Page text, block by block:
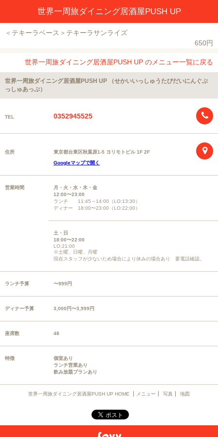
世界一周旅ダイニング居酒屋PUSH UP
＜テキーラベース＞テキーラサンライズ
650円
世界一周旅ダイニング居酒屋PUSH UP のメニュー一覧に戻る
世界一周旅ダイニング居酒屋PUSH UP （せかいいっしゅうたびだいにんぐぷ
っしゅあっぷ）
TEL 0352945525
住所
東京都台東区秋葉原1-5 ヨリモトビル 1F 2F
Googleマップで開く
営業時間
月・火・水・木・金
12:00〜23:00
ランチ 11:45～14:00（LO:13:30）
ディナー 18:00〜23:00（LO:22:00）
土・日
18:00〜22:00
LO:21:00
※土曜、日曜、月曜
現在スタッフが少ないため場合により休みの場合あり 要電話確認。
ランチ予算 〜999円
ディナー予算 3,000円〜3,999円
座席数 48
特徴
個室あり
ランチ営業あり
飲み放題プランあり
世界一周旅ダイニング居酒屋PUSH UP HOME メニュー 写真 地図